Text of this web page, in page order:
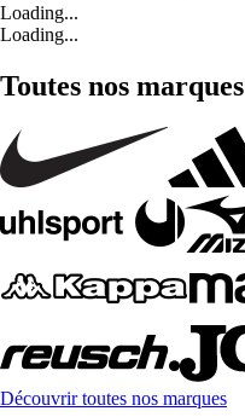
Loading...
Loading...
Toutes nos marques
Découvrir toutes nos marques